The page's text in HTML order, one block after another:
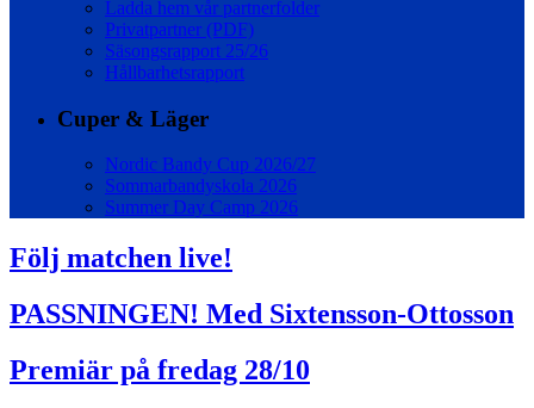
Ladda hem vår partnerfolder
Privatpartner (PDF)
Säsongsrapport 25/26
Hållbarhetsrapport
Cuper & Läger
Nordic Bandy Cup 2026/27
Sommarbandyskola 2026
Summer Day Camp 2026
Följ matchen live!
PASSNINGEN! Med Sixtensson-Ottosson
Premiär på fredag 28/10